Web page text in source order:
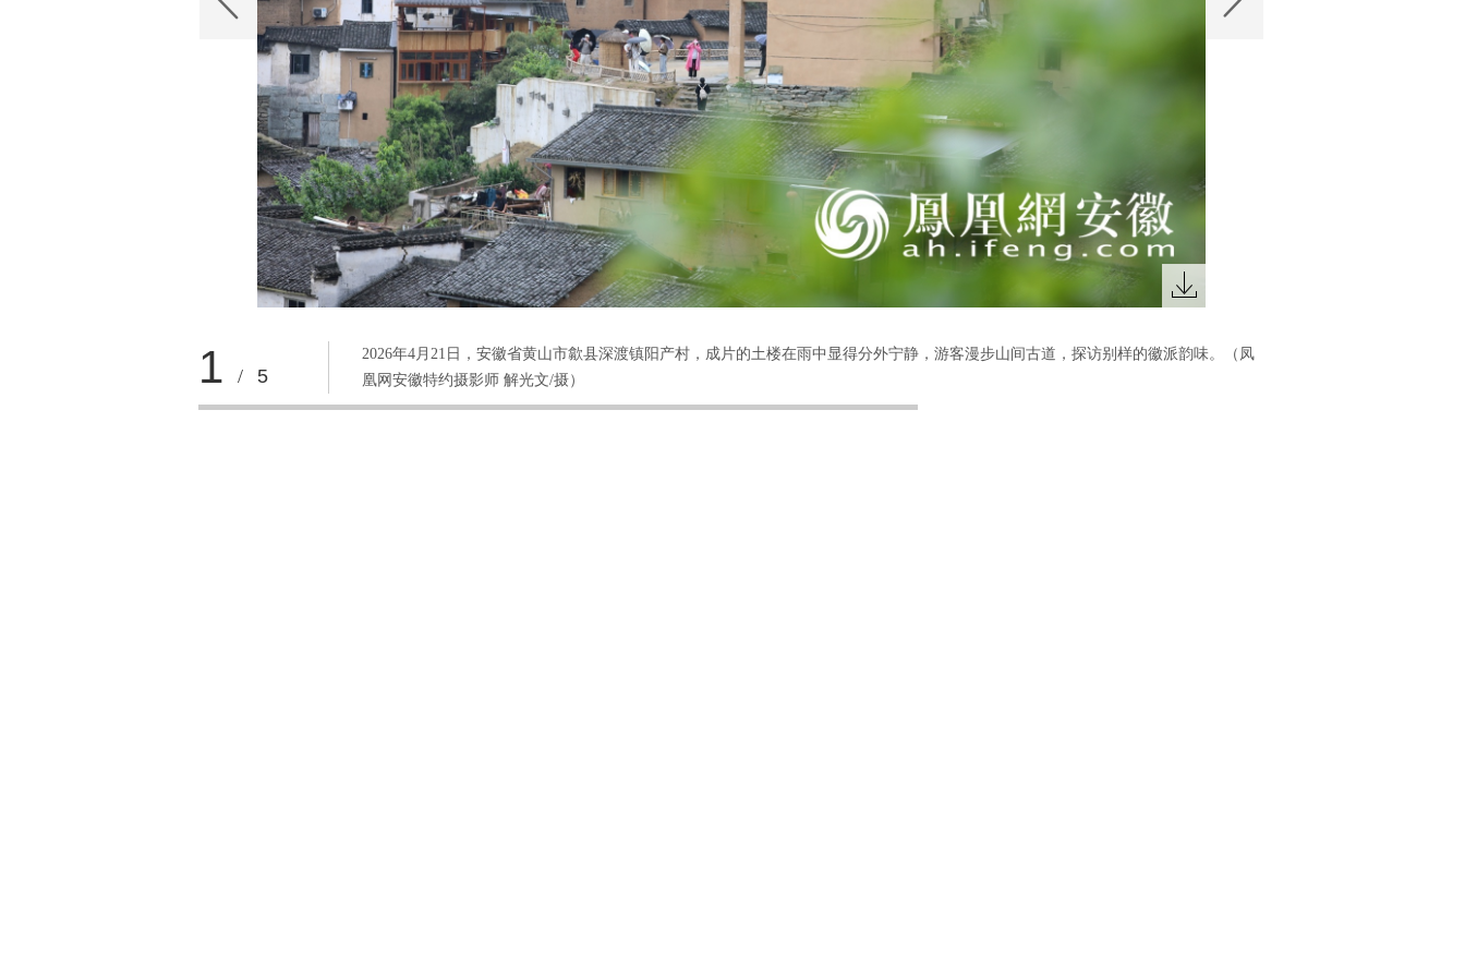
1 / 5
2026年4月21日，安徽省黄山市歙县深渡镇阳产村，成片的土楼在雨中显得分外宁静，游客漫步山间古道，探访别样的徽派韵味。（凤
凰网安徽特约摄影师 解光文/摄）